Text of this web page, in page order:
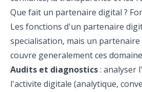
Que fait un partenaire digital ?
Les fonctions d'un partenaire
specialisation, mais un
couvre generalement ces
Audits et diagnostics: analyser
l'activite digitale (analytique,